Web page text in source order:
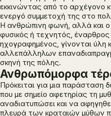
εκκινώντας από το αρχέγονο
ενεργό συμμετοχή της στο
Η ανθρώπινη φωνή, αλλά και
φυσικός ή τεχνητός,
ηχογραφημένος, γίνονται
αλλεπάλληλων
σκηνή της πόλης.
Ανθρωπόμορφα
Πρόκειται για μια παράσταση
που με σημείο αφετηρίας τη
αναδιατυπώσει και να
πλευρά των κραταιών μύθων